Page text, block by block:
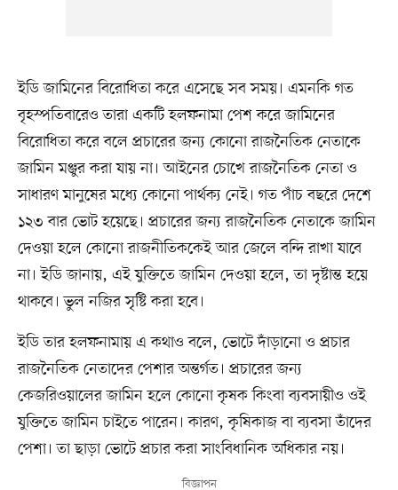
ইডি জামিনের বিরোধিতা করে এসেছে সব সময়। এমনকি গত
বৃহস্পতিবারেও তারা একটি হলফনামা পেশ করে জামিনের
বিরোধিতা করে বলে প্রচারের জন্য কোনো রাজনৈতিক নেতাকে
জামিন মঞ্জুর করা যায় না। আইনের চোখে রাজনৈতিক নেতা ও
সাধারণ মানুষের মধ্যে কোনো পার্থক্য নেই। গত পাঁচ বছরে দেশে
১২৩ বার ভোট হয়েছে। প্রচারের জন্য রাজনৈতিক নেতাকে জামিন
দেওয়া হলে কোনো রাজনীতিককেই আর জেলে বন্দি রাখা যাবে
না। ইডি জানায়, এই যুক্তিতে জামিন দেওয়া হলে, তা দৃষ্টান্ত হয়ে
থাকবে। ভুল নজির সৃষ্টি করা হবে।
ইডি তার হলফনামায় এ কথাও বলে, ভোটে দাঁড়ানো ও প্রচার
রাজনৈতিক নেতাদের পেশার অন্তর্গত। প্রচারের জন্য
কেজরিওয়ালের জামিন হলে কোনো কৃষক কিংবা ব্যবসায়ীও ওই
যুক্তিতে জামিন চাইতে পারেন। কারণ, কৃষিকাজ বা ব্যবসা তাঁদের
পেশা। তা ছাড়া ভোটে প্রচার করা সাংবিধানিক অধিকার নয়।